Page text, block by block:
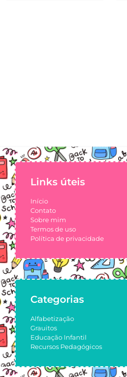
Links úteis
Início
Contato
Sobre mim
Termos de uso
Política de privacidade
Categorias
Alfabetização
Grauitos
Educação Infantil
Recursos Pedagógicos